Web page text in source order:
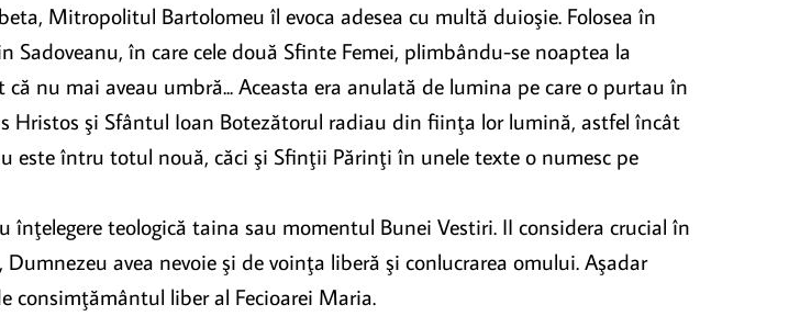
Mitropolitul Bartolomeu îl evoca adesea cu multă duioşie. Folosea în
în care cele două Sfinte Femei, plimbându-se noaptea la
nu mai aveau umbră... Aceasta era anulată de lumina pe care o purtau în
Hristos şi Sfântul Ioan Botezătorul radiau din fiinţa lor lumină, astfel încât
este întru totul nouă, căci şi Sfinţii Părinţi în unele texte o numesc pe
teologică taina sau momentul Bunei Vestiri. II considera crucial în
avea nevoie şi de voinţa liberă şi conlucrarea omului. Aşadar
consimţământul liber al Fecioarei Maria.